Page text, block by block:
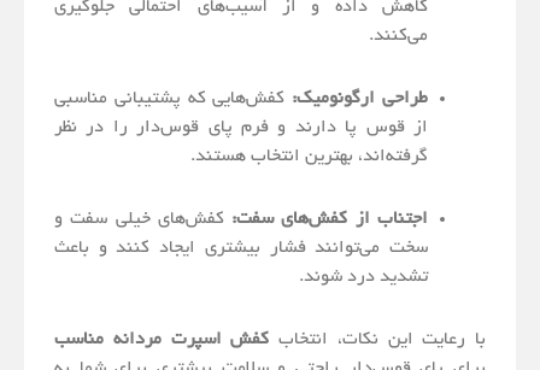
کاهش داده و از آسیب‌های احتمالی جلوگیری
می‌کنند.
طراحی ارگونومیک: کفش‌هایی که پشتیبانی مناسبی
از قوس پا دارند و فرم پای قوس‌دار را در نظر
گرفته‌اند، بهترین انتخاب هستند.
اجتناب از کفش‌های سفت: کفش‌های خیلی سفت و
سخت می‌توانند فشار بیشتری ایجاد کنند و باعث
تشدید درد شوند.
با رعایت این نکات، انتخاب کفش اسپرت مردانه مناسب